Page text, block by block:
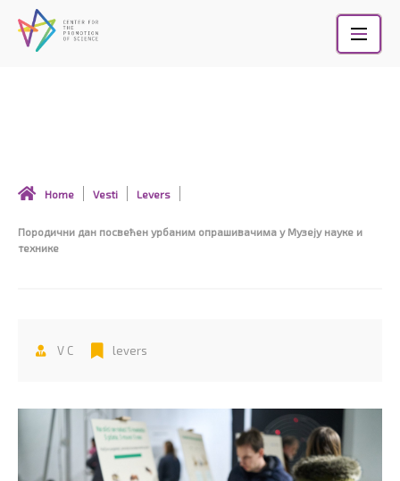
Home Vesti Levers
Породични дан посвећен урбаним опрашивачима у Музеју науке и
технике
V C levers